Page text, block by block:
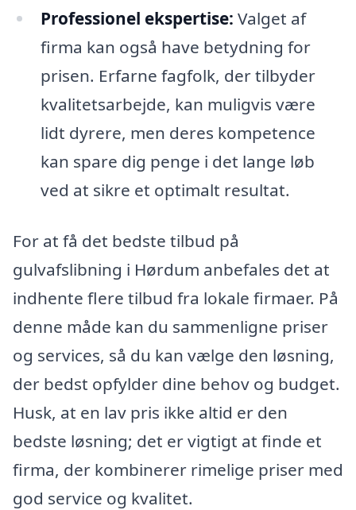
Professionel ekspertise: Valget af
firma kan også have betydning for
prisen. Erfarne fagfolk, der tilbyder
kvalitetsarbejde, kan muligvis være
lidt dyrere, men deres kompetence
kan spare dig penge i det lange løb
ved at sikre et optimalt resultat.
For at få det bedste tilbud på
gulvafslibning i Hørdum anbefales det at
indhente flere tilbud fra lokale firmaer. På
denne måde kan du sammenligne priser
og services, så du kan vælge den løsning,
der bedst opfylder dine behov og budget.
Husk, at en lav pris ikke altid er den
bedste løsning; det er vigtigt at finde et
firma, der kombinerer rimelige priser med
god service og kvalitet.